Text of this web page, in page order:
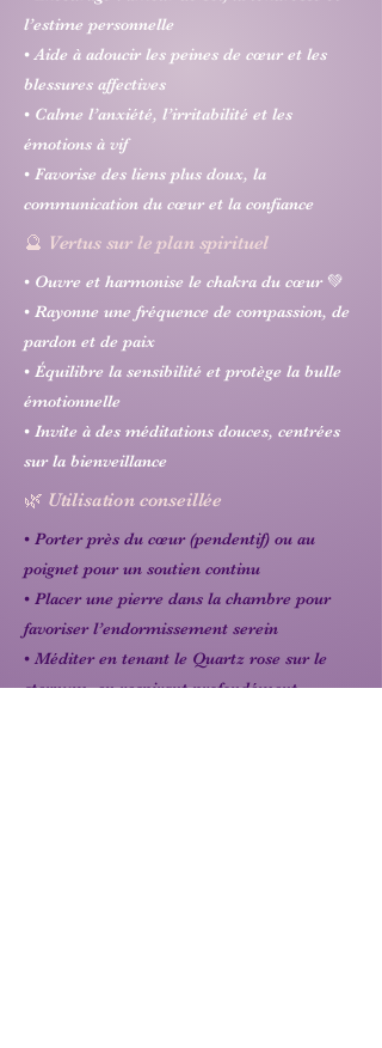
l’estime personnelle
• Aide à adoucir les peines de cœur et les
blessures affectives
• Calme l’anxiété, l’irritabilité et les
émotions à vif
• Favorise des liens plus doux, la
communication du cœur et la confiance
🔮 Vertus sur le plan spirituel
• Ouvre et harmonise le chakra du cœur 💚
• Rayonne une fréquence de compassion, de
pardon et de paix
• Équilibre la sensibilité et protège la bulle
émotionnelle
• Invite à des méditations douces, centrées
sur la bienveillance
🌿 Utilisation conseillée
• Porter près du cœur (pendentif) ou au
poignet pour un soutien continu
• Placer une pierre dans la chambre pour
favoriser l’endormissement serein
• Méditer en tenant le Quartz rose sur le
sternum, en respirant profondément